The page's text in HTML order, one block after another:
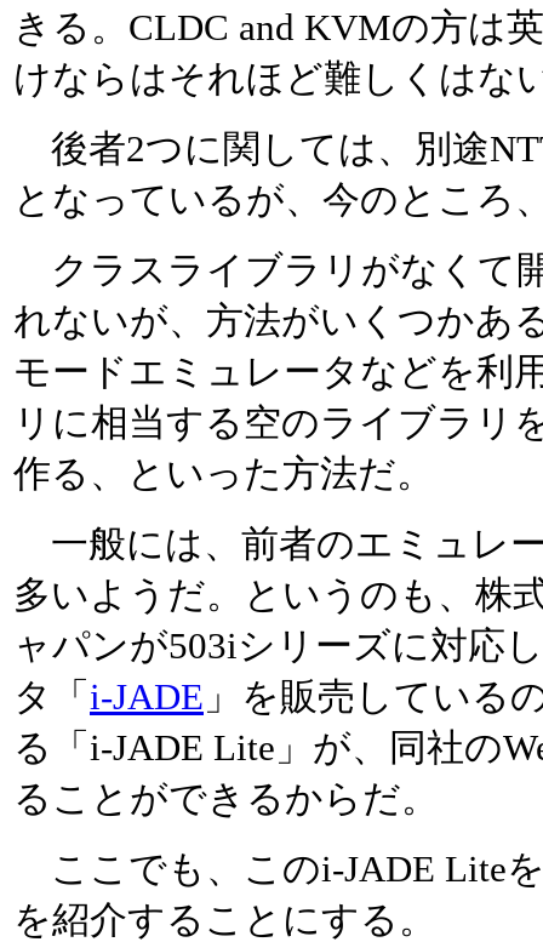
きる。CLDC and KVMの方は
けならはそれほど難しくはな
後者2つに関しては、別途
となっているが、今のところ
クラスライブラリがなくて
れないが、方法がいくつかあ
モードエミュレータなどを利
リに相当する空のライブラリ
作る、といった方法だ。
一般には、前者のエミュレ
多いようだ。というのも、株
ャパンが503iシリーズに対応
タ「 i-JADE 」を販売している
る「i-JADE Lite」が、同社の
ることができるからだ。
ここでも、このi-JADE Lite
を紹介することにする。